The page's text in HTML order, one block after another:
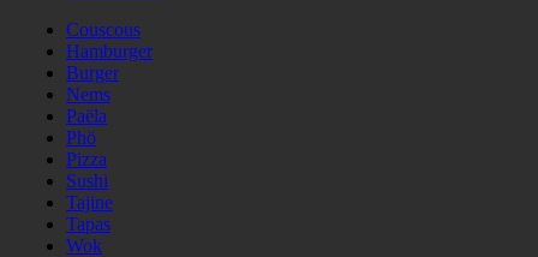
Couscous
Hamburger
Burger
Nems
Paëla
Phö
Pizza
Sushi
Tajine
Tapas
Wok